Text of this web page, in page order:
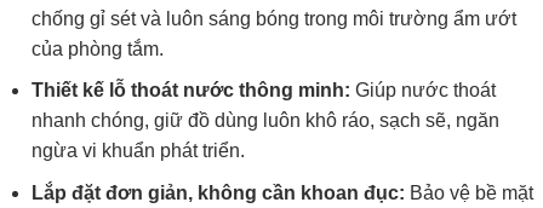
chống gỉ sét và luôn sáng bóng trong môi trường ẩm ướt
của phòng tắm.
Thiết kế lỗ thoát nước thông minh: Giúp nước thoát
nhanh chóng, giữ đồ dùng luôn khô ráo, sạch sẽ, ngăn
ngừa vi khuẩn phát triển.
Lắp đặt đơn giản, không cần khoan đục: Bảo vệ bề mặt